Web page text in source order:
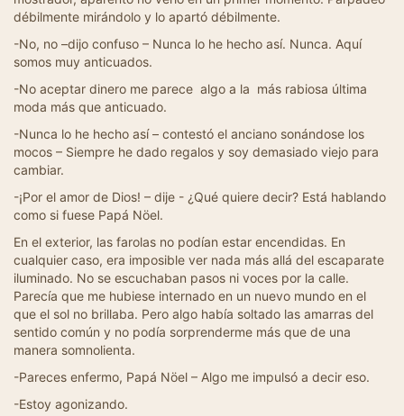
débilmente mirándolo y lo apartó débilmente.
-No, no –dijo confuso – Nunca lo he hecho así. Nunca. Aquí
somos muy anticuados.
-No aceptar dinero me parece algo a la más rabiosa última
moda más que anticuado.
-Nunca lo he hecho así – contestó el anciano sonándose los
mocos – Siempre he dado regalos y soy demasiado viejo para
cambiar.
-¡Por el amor de Dios! – dije - ¿Qué quiere decir? Está hablando
como si fuese Papá Nöel.
En el exterior, las farolas no podían estar encendidas. En
cualquier caso, era imposible ver nada más allá del escaparate
iluminado. No se escuchaban pasos ni voces por la calle.
Parecía que me hubiese internado en un nuevo mundo en el
que el sol no brillaba. Pero algo había soltado las amarras del
sentido común y no podía sorprenderme más que de una
manera somnolienta.
-Pareces enfermo, Papá Nöel – Algo me impulsó a decir eso.
-Estoy agonizando.